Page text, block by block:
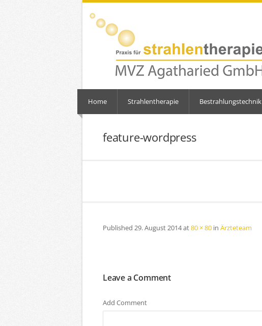
Home Strahlentherapie Bestrahlungstechnik
feature-wordpress
Published 29. August 2014at80 × 80 in Ärzteteam
Leave a Comment
Add Comment